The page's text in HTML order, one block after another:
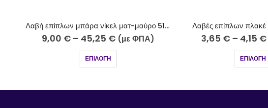
Λαβή επίπλων μπάρα νίκελ ματ-μαύρο 512-7-10 Φ14
€(με ΦΠΑ)
Λαβές επίπλων πλακέ μαύρο 704-7
3,65€ (με ΦΠΑ)